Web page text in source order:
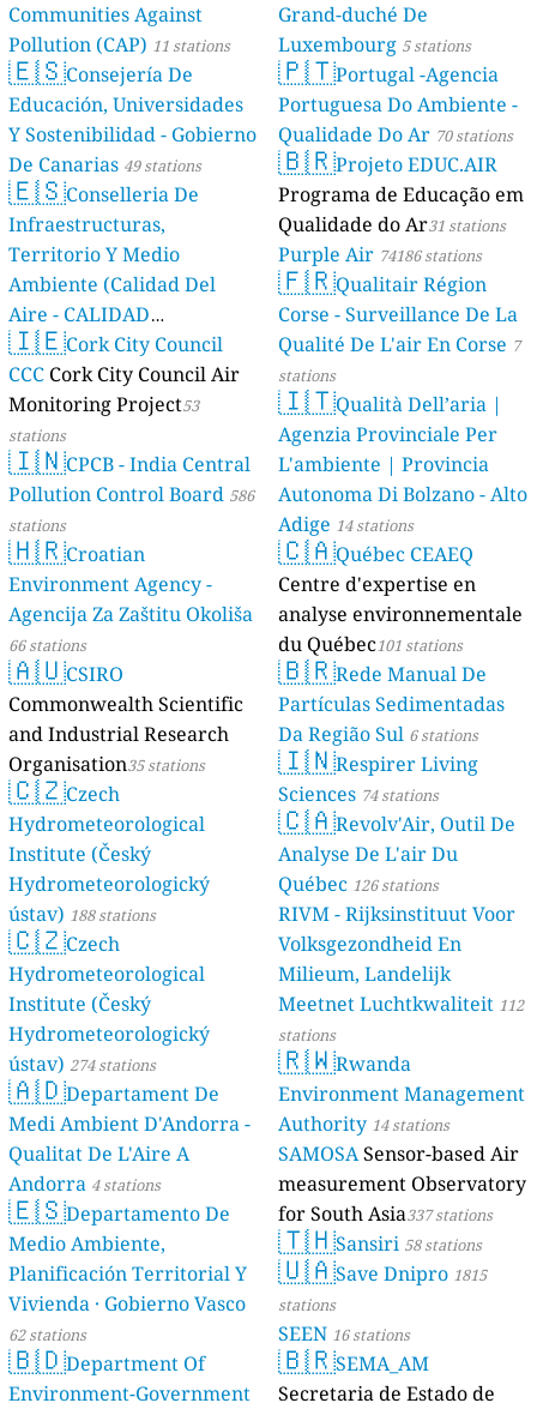
Communities Against
Pollution (CAP) 11 stations
🇪🇸Consejería De
Educación, Universidades
Y Sostenibilidad - Gobierno
De Canarias 49 stations
🇪🇸Conselleria De
Infraestructuras,
Territorio Y Medio
Ambiente (Calidad Del
Aire - CALIDAD
AMBIENTAL) 23 stations
🇮🇪Cork City Council
CCC Cork City Council Air
Monitoring Project53
stations
🇮🇳CPCB - India Central
Pollution Control Board 586
stations
🇭🇷Croatian
Environment Agency -
Agencija Za Zaštitu Okoliša
66 stations
🇦🇺CSIRO
Commonwealth Scientific
and Industrial Research
Organisation35 stations
🇨🇿Czech
Hydrometeorological
Institute (Český
Hydrometeorologický
ústav) 188 stations
🇨🇿Czech
Hydrometeorological
Institute (Český
Hydrometeorologický
ústav) 274 stations
🇦🇩Departament De
Medi Ambient D'Andorra -
Qualitat De L'Aire A
Andorra 4 stations
🇪🇸Departamento De
Medio Ambiente,
Planificación Territorial Y
Vivienda · Gobierno Vasco
62 stations
🇧🇩Department Of
Environment-Government
Grand-duché De
Luxembourg 5 stations
🇵🇹Portugal -Agencia
Portuguesa Do Ambiente -
Qualidade Do Ar 70 stations
🇧🇷Projeto EDUC.AIR
Programa de Educação em
Qualidade do Ar31 stations
Purple Air 74186 stations
🇫🇷Qualitair Région
Corse - Surveillance De La
Qualité De L'air En Corse 7
stations
🇮🇹Qualità Dell’aria |
Agenzia Provinciale Per
L'ambiente | Provincia
Autonoma Di Bolzano - Alto
Adige 14 stations
🇨🇦Québec CEAEQ
Centre d'expertise en
analyse environnementale
du Québec101 stations
🇧🇷Rede Manual De
Partículas Sedimentadas
Da Região Sul 6 stations
🇮🇳Respirer Living
Sciences 74 stations
🇨🇦Revolv'Air, Outil De
Analyse De L'air Du
Québec 126 stations
RIVM - Rijksinstituut Voor
Volksgezondheid En
Milieum, Landelijk
Meetnet Luchtkwaliteit 112
stations
🇷🇼Rwanda
Environment Management
Authority 14 stations
SAMOSASensor-based Air
measurement Observatory
for South Asia337 stations
🇹🇭Sansiri 58 stations
🇺🇦Save Dnipro 1815
stations
SEEN 16 stations
🇧🇷SEMA_AM
Secretaria de Estado de